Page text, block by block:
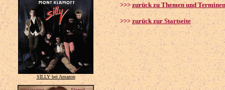
SILLY bei Amazon
>>> zurück zu Themen und Terminen
>>>zurück zur Startseite